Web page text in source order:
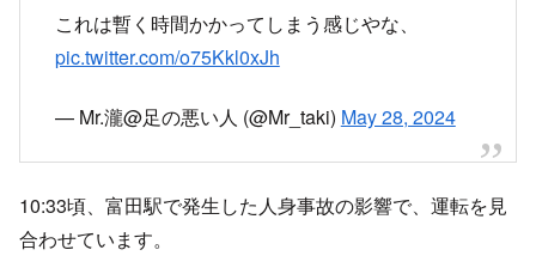
これは暫く時間かかってしまう感じやな、
pic.twitter.com/o75Kkl0xJh
— Mr.瀧@足の悪い人 (@Mr_taki) May 28, 2024
10:33頃、富田駅で発生した人身事故の影響で、運転を見
合わせています。